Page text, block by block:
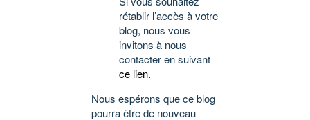
rétablir l’accès à votre
blog, nous vous
invitons à nous
contacter en suivant
ce lien.
Nous espérons que ce blog
pourra être de nouveau